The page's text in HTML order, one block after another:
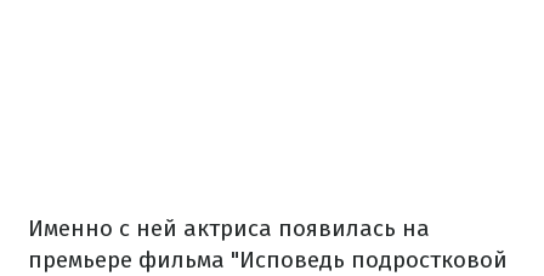
Именно с ней актриса появилась на
премьере фильма "Исповедь подростковой